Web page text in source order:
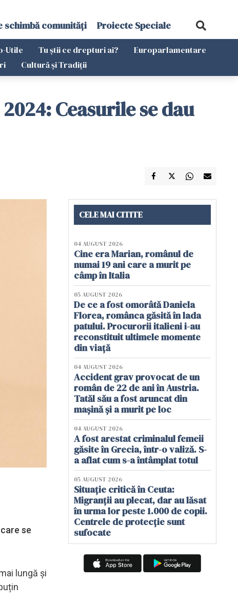
schimbă comunități Proiecte Speciale
Utile Tu știi ce drepturi ai?
Europarlamentare
Cultură și Tradiții
Ceasurile se dau
se
lungă și
CELE MAI CITITE
04 AUGUST 2026
Cine era Marian, românul de
numai 19 ani care a murit pe
câmp în Italia
05 AUGUST 2026
De ce a fost omorâtă Daniela
Florea, românca găsită în lada
patului. Procurorii italieni i-au
reconstituit ultimele momente
din viață
04 AUGUST 2026
Accident grav provocat de un
român de 22 de ani în Austria.
Tatăl său a fost aruncat din
mașină și a murit pe loc
04 AUGUST 2026
A fost arestat criminalul femeii
găsite în Grecia, într-o valiză. S-
a aflat cum s-a întâmplat totul
05 AUGUST 2026
Situație critică în Ceuta:
Migranții au plecat, dar au lăsat
în urma lor peste 1.000 de copii.
Centrele de protecție sunt
sufocate